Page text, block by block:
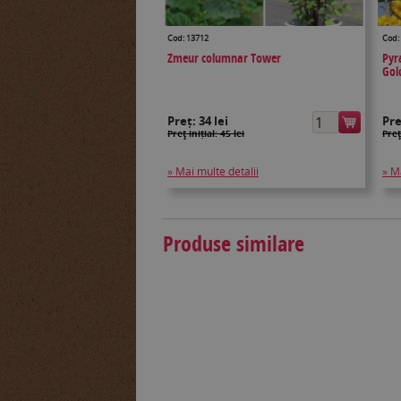
Cod: 13712
Zmeur columnar Tower
Preț: 34 lei
Preţ inițial: 45 lei
» Mai multe detalii
Cod:
»
Produse similare